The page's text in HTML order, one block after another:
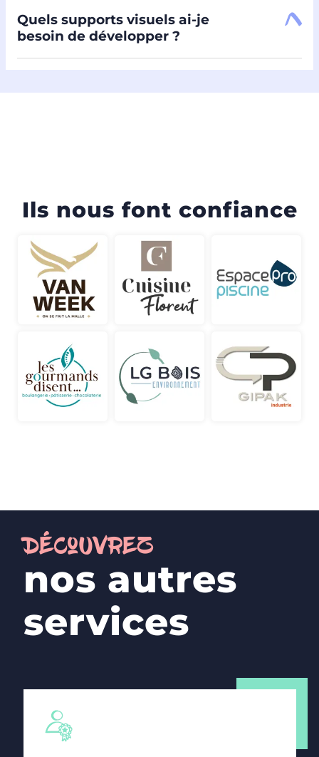
Quels supports visuels ai-je
besoin de développer ?
Ils nous font confiance
DécoUvrez
nos autres
services